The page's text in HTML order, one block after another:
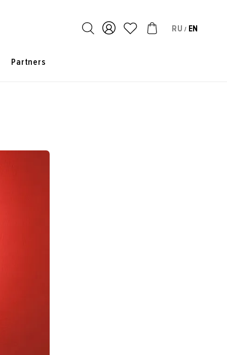
RU / EN
Partners